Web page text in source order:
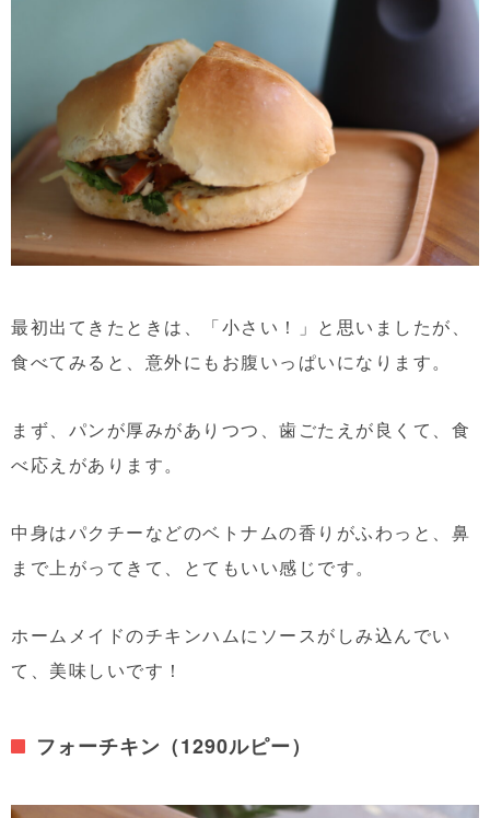
最初出てきたときは、「小さい！」と思いましたが、
食べてみると、意外にもお腹いっぱいになります。
まず、パンが厚みがありつつ、歯ごたえが良くて、食
べ応えがあります。
中身はパクチーなどのベトナムの香りがふわっと、鼻
まで上がってきて、とてもいい感じです。
ホームメイドのチキンハムにソースがしみ込んでい
て、美味しいです！
フォーチキン（1290ルピー）